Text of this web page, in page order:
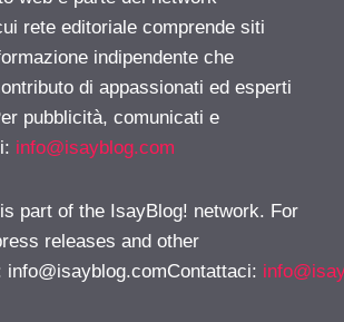
rete editoriale comprende siti
indipendente che
di appassionati ed esperti
pubblicità, comunicati e
info@isayblog.com
part of the IsayBlog! network. For
releases and other
info@isayblog.comContattaci: